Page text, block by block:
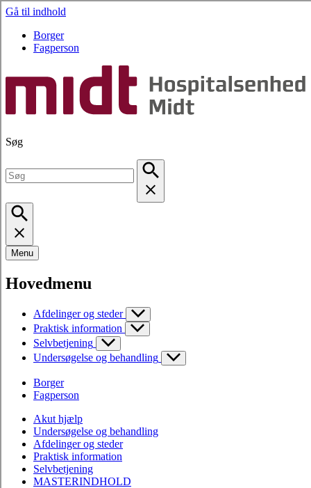
Gå til indhold
Borger
Fagperson
Søg
Menu
Hovedmenu
Afdelinger og steder
Praktisk information
Selvbetjening
Undersøgelse og behandling
Borger
Fagperson
Akut hjælp
Undersøgelse og behandling
Afdelinger og steder
Praktisk information
Selvbetjening
MASTERINDHOLD